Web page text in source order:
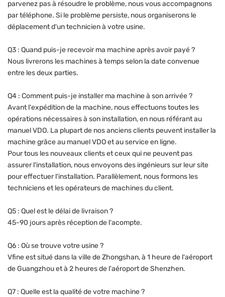
parvenez pas à résoudre le problème, nous vous accompagnons
par téléphone. Si le problème persiste, nous organiserons le
déplacement d'un technicien à votre usine.
Q3 : Quand puis-je recevoir ma machine après avoir payé ?
Nous livrerons les machines à temps selon la date convenue
entre les deux parties.
Q4 : Comment puis-je installer ma machine à son arrivée ?
Avant l'expédition de la machine, nous effectuons toutes les
opérations nécessaires à son installation, en nous référant au
manuel VDO. La plupart de nos anciens clients peuvent installer la
machine grâce au manuel VDO et au service en ligne.
Pour tous les nouveaux clients et ceux qui ne peuvent pas
assurer l'installation, nous envoyons des ingénieurs sur leur site
pour effectuer l'installation. Parallèlement, nous formons les
techniciens et les opérateurs de machines du client.
Q5 : Quel est le délai de livraison ?
45-90 jours après réception de l'acompte.
Q6 : Où se trouve votre usine ?
Vfine est situé dans la ville de Zhongshan, à 1 heure de l'aéroport
de Guangzhou et à 2 heures de l'aéroport de Shenzhen.
Q7 : Quelle est la qualité de votre machine ?